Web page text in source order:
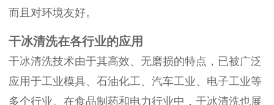
而且对环境友好。
干冰清洗在各行业的应用
干冰清洗技术由于其高效、无磨损的特点，已被广泛
应用于工业模具、石油化工、汽车工业、电子工业等
多个行业。在食品制药和电力行业中，干冰清洗也展